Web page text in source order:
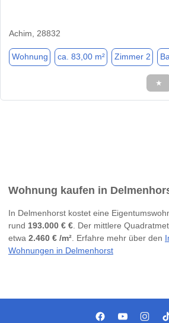
Achim, 28832
Wohnung ca. 83,00 m² Zimmer 2
★
Wohnung kaufen in
In Delmenhorst kostet eine
rund 193.000 € € . Der mittlere
etwa 2.460 € /m² . Erfahre mehr über den
Wohnungen in Delmenhorst